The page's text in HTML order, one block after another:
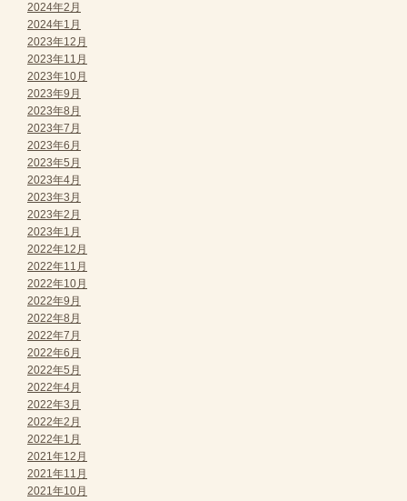
2024年2月
2024年1月
2023年12月
2023年11月
2023年10月
2023年9月
2023年8月
2023年7月
2023年6月
2023年5月
2023年4月
2023年3月
2023年2月
2023年1月
2022年12月
2022年11月
2022年10月
2022年9月
2022年8月
2022年7月
2022年6月
2022年5月
2022年4月
2022年3月
2022年2月
2022年1月
2021年12月
2021年11月
2021年10月